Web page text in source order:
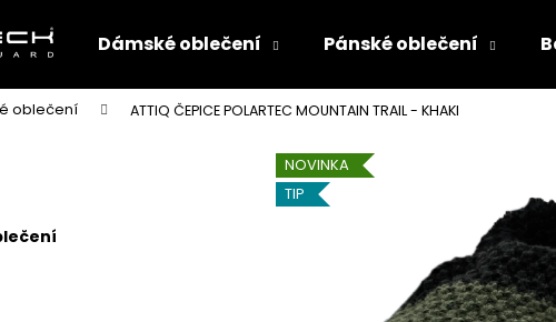
Dámské oblečení Pánské oblečení
oblečení ATTIQ ČEPICE POLARTEC MOUNTAIN TRAIL - KHAKI
NOVINKA
TIP
Co potřebujete najít?
Doporučujeme